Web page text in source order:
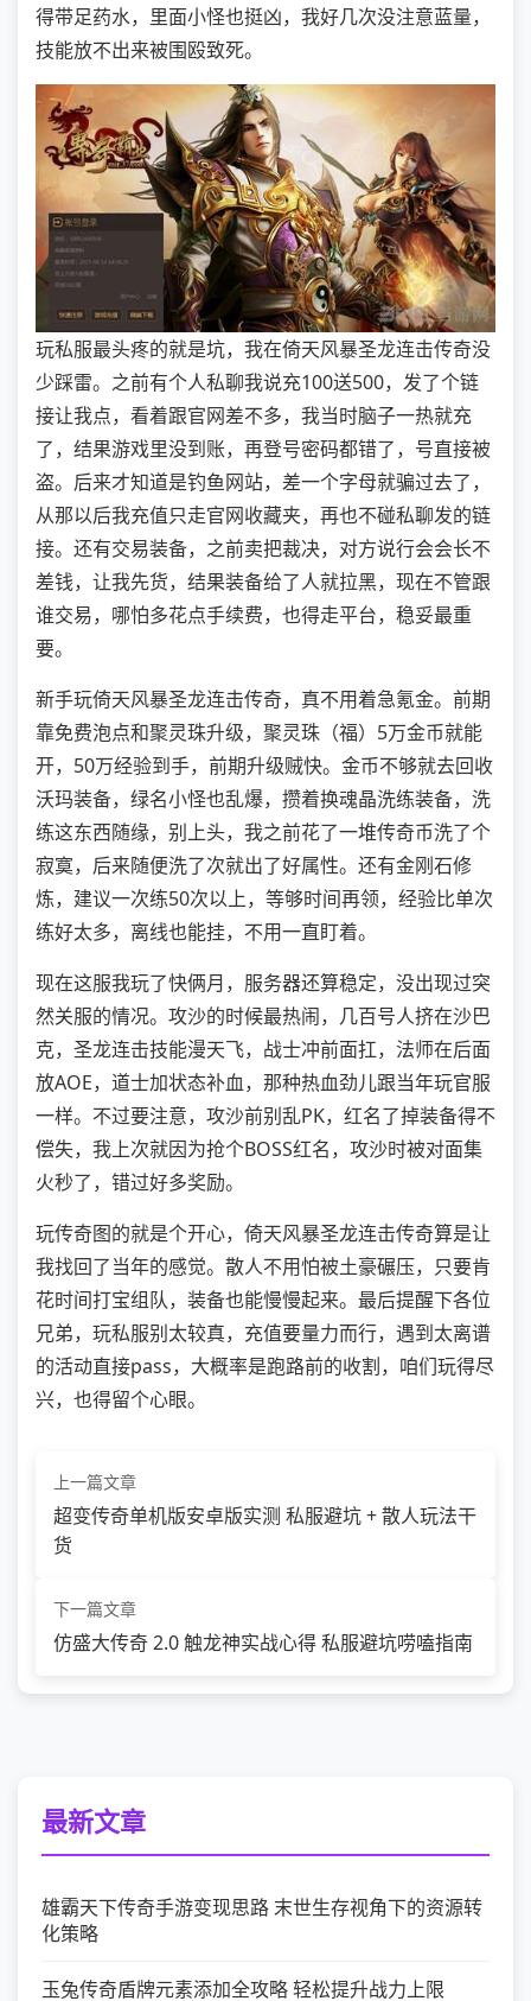
得带足药水，里面小怪也挺凶，我好几次没注意蓝量，
技能放不出来被围殴致死。
玩私服最头疼的就是坑，我在倚天风暴圣龙连击传奇没
少踩雷。之前有个人私聊我说充100送500，发了个链
接让我点，看着跟官网差不多，我当时脑子一热就充
了，结果游戏里没到账，再登号密码都错了，号直接被
盗。后来才知道是钓鱼网站，差一个字母就骗过去了，
从那以后我充值只走官网收藏夹，再也不碰私聊发的链
接。还有交易装备，之前卖把裁决，对方说行会会长不
差钱，让我先货，结果装备给了人就拉黑，现在不管跟
谁交易，哪怕多花点手续费，也得走平台，稳妥最重
要。
新手玩倚天风暴圣龙连击传奇，真不用着急氪金。前期
靠免费泡点和聚灵珠升级，聚灵珠（福）5万金币就能
开，50万经验到手，前期升级贼快。金币不够就去回收
沃玛装备，绿名小怪也乱爆，攒着换魂晶洗练装备，洗
练这东西随缘，别上头，我之前花了一堆传奇币洗了个
寂寞，后来随便洗了次就出了好属性。还有金刚石修
炼，建议一次练50次以上，等够时间再领，经验比单次
练好太多，离线也能挂，不用一直盯着。
现在这服我玩了快俩月，服务器还算稳定，没出现过突
然关服的情况。攻沙的时候最热闹，几百号人挤在沙巴
克，圣龙连击技能漫天飞，战士冲前面扛，法师在后面
放AOE，道士加状态补血，那种热血劲儿跟当年玩官服
一样。不过要注意，攻沙前别乱PK，红名了掉装备得不
偿失，我上次就因为抢个BOSS红名，攻沙时被对面集
火秒了，错过好多奖励。
玩传奇图的就是个开心，倚天风暴圣龙连击传奇算是让
我找回了当年的感觉。散人不用怕被土豪碾压，只要肯
花时间打宝组队，装备也能慢慢起来。最后提醒下各位
兄弟，玩私服别太较真，充值要量力而行，遇到太离谱
的活动直接pass，大概率是跑路前的收割，咱们玩得尽
兴，也得留个心眼。
上一篇文章
超变传奇单机版安卓版实测 私服避坑 + 散人玩法干
货
下一篇文章
仿盛大传奇 2.0 触龙神实战心得 私服避坑唠嗑指南
最新文章
雄霸天下传奇手游变现思路 末世生存视角下的资源转
化策略
玉兔传奇盾牌元素添加全攻略 轻松提升战力上限